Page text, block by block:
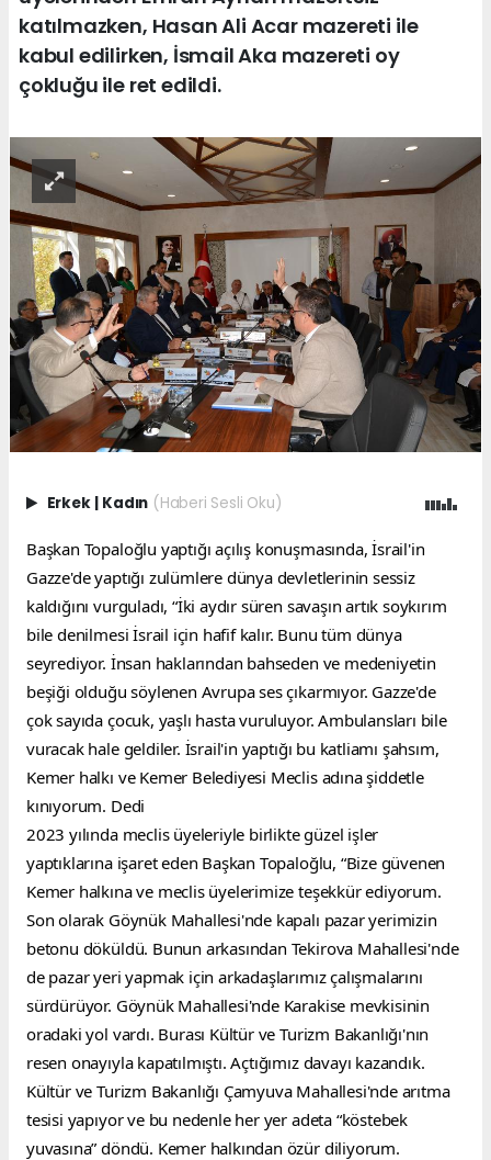
katılmazken, Hasan Ali Acar mazereti ile
kabul edilirken, İsmail Aka mazereti oy
çokluğu ile ret edildi.
Erkek | Kadın (Haberi Sesli Oku)
Başkan Topaloğlu yaptığı açılış konuşmasında, İsrail'in
Gazze'de yaptığı zulümlere dünya devletlerinin sessiz
kaldığını vurguladı, “İki aydır süren savaşın artık soykırım
bile denilmesi İsrail için hafif kalır. Bunu tüm dünya
seyrediyor. İnsan haklarından bahseden ve medeniyetin
beşiği olduğu söylenen Avrupa ses çıkarmıyor. Gazze'de
çok sayıda çocuk, yaşlı hasta vuruluyor. Ambulansları bile
vuracak hale geldiler. İsrail'in yaptığı bu katliamı şahsım,
Kemer halkı ve Kemer Belediyesi Meclis adına şiddetle
kınıyorum. Dedi
2023 yılında meclis üyeleriyle birlikte güzel işler
yaptıklarına işaret eden Başkan Topaloğlu, “Bize güvenen
Kemer halkına ve meclis üyelerimize teşekkür ediyorum.
Son olarak Göynük Mahallesi'nde kapalı pazar yerimizin
betonu döküldü. Bunun arkasından Tekirova Mahallesi'nde
de pazar yeri yapmak için arkadaşlarımız çalışmalarını
sürdürüyor. Göynük Mahallesi'nde Karakise mevkisinin
oradaki yol vardı. Burası Kültür ve Turizm Bakanlığı'nın
resen onayıyla kapatılmıştı. Açtığımız davayı kazandık.
Kültür ve Turizm Bakanlığı Çamyuva Mahallesi'nde arıtma
tesisi yapıyor ve bu nedenle her yer adeta “köstebek
yuvasına” döndü. Kemer halkından özür diliyorum.